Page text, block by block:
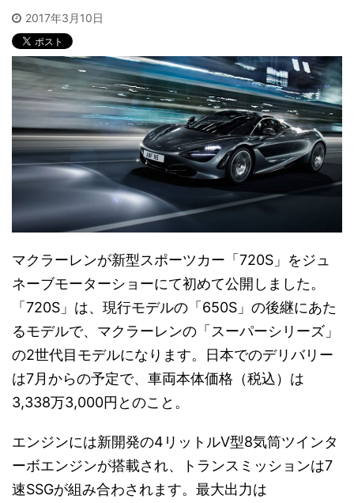
2017年3月10日
マクラーレンが新型スポーツカー「720S」をジュ
ネーブモーターショーにて初めて公開しました。
「720S」は、現行モデルの「650S」の後継にあた
るモデルで、マクラーレンの「スーパーシリーズ」
の2世代目モデルになります。日本でのデリバリー
は7月からの予定で、車両本体価格（税込）は
3,338万3,000円とのこと。
エンジンには新開発の4リットルV型8気筒ツインタ
ーボエンジンが搭載され、トランスミッションは7
速SSGが組み合わされます。最大出力は